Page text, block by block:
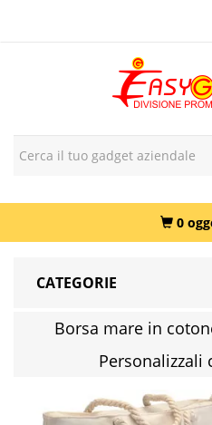
0
CATEGORIE
Borsa mare in
Personalizzali